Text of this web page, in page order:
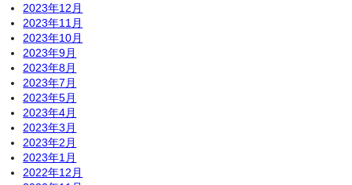
2023年12月
2023年11月
2023年10月
2023年9月
2023年8月
2023年7月
2023年5月
2023年4月
2023年3月
2023年2月
2023年1月
2022年12月